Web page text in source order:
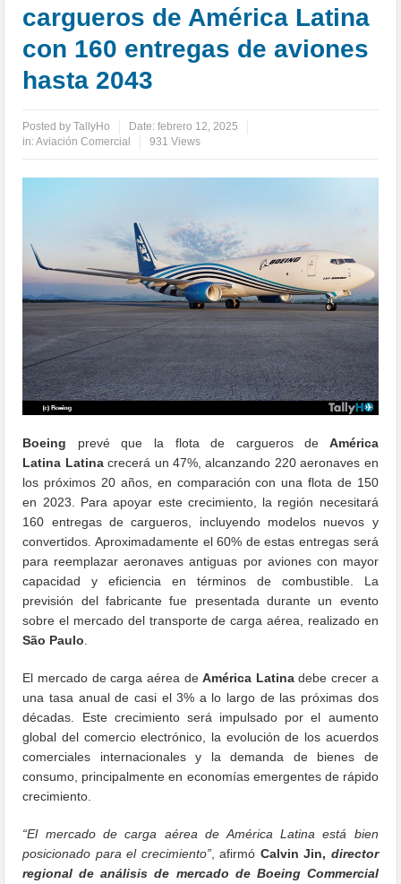
cargueros de América Latina
con 160 entregas de aviones
hasta 2043
Posted byTallyHo Date:febrero 12, 2025
in:Aviación Comercial 931 Views
Boeing prevé que la flota de cargueros de América
Latina Latinacrecerá un 47%, alcanzando 220 aeronaves en
los próximos 20 años, en comparación con una flota de 150
en 2023. Para apoyar este crecimiento, la región necesitará
160 entregas de cargueros, incluyendo modelos nuevos y
convertidos. Aproximadamente el 60% de estas entregas será
para reemplazar aeronaves antiguas por aviones con mayor
capacidad y eficiencia en términos de combustible. La
previsión del fabricante fue presentada durante un evento
sobre el mercado del transporte de carga aérea, realizado en
São Paulo
El mercado de carga aérea deAmérica Latinadebe crecer a
una tasa anual de casi el 3% a lo largo de las próximas dos
décadas. Este crecimiento será impulsado por el aumento
global del comercio electrónico, la evolución de los acuerdos
comerciales internacionales y la demanda de bienes de
consumo, principalmente en economías emergentes de rápido
crecimiento.
“El mercado de carga aérea de América Latina está bien
posicionado para el crecimiento”, afirmó Calvin Jin, director
regional de análisis de mercado de Boeing Commercial